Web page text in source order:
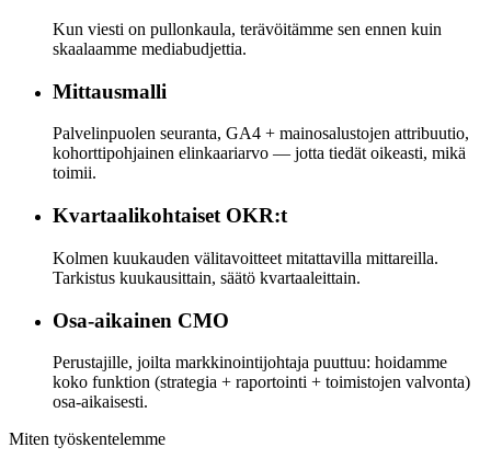
Kun viesti on pullonkaula, terävöitämme sen ennen kuin
skaalaamme mediabudjettia.
Mittausmalli
Palvelinpuolen seuranta, GA4 + mainosalustojen attribuutio,
kohorttipohjainen elinkaariarvo — jotta tiedät oikeasti, mikä
toimii.
Kvartaalikohtaiset OKR:t
Kolmen kuukauden välitavoitteet mitattavilla mittareilla.
Tarkistus kuukausittain, säätö kvartaaleittain.
Osa-aikainen CMO
Perustajille, joilta markkinointijohtaja puuttuu: hoidamme
koko funktion (strategia + raportointi + toimistojen valvonta)
osa-aikaisesti.
Miten työskentelemme